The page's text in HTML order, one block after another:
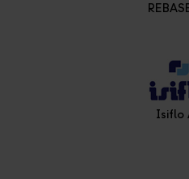
Isiflo